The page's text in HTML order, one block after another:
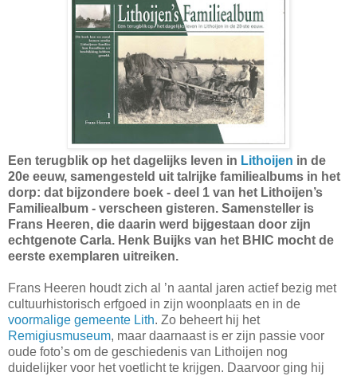
Een terugblik op het dagelijks leven in Lithoijen in de
20e eeuw, samengesteld uit talrijke familiealbums in het
dorp: dat bijzondere boek - deel 1 van het Lithoijen’s
Familiealbum - verscheen gisteren. Samensteller is
Frans Heeren, die daarin werd bijgestaan door zijn
echtgenote Carla. Henk Buijks van het BHIC mocht de
eerste exemplaren uitreiken.
Frans Heeren houdt zich al ’n aantal jaren actief bezig met
cultuurhistorisch erfgoed in zijn woonplaats en in de
voormalige gemeente Lith. Zo beheert hij het
Remigiusmuseum, maar daarnaast is er zijn passie voor
oude foto’s om de geschiedenis van Lithoijen nog
duidelijker voor het voetlicht te krijgen. Daarvoor ging hij